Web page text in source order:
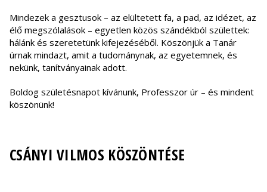
Mindezek a gesztusok – az elültetett fa, a pad, az idézet, az
élő megszólalások – egyetlen közös szándékból születtek:
hálánk és szeretetünk kifejezéséből. Köszönjük a Tanár
úrnak mindazt, amit a tudománynak, az egyetemnek, és
nekünk, tanítványainak adott.
Boldog születésnapot kívánunk, Professzor úr – és mindent
köszönünk!
CSÁNYI VILMOS KÖSZÖNTÉSE